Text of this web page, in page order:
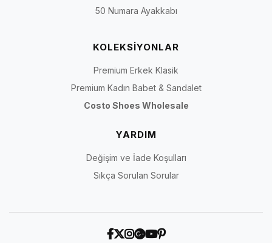
50 Numara Ayakkabı
KOLEKSİYONLAR
Premium Erkek Klasik
Premium Kadın Babet & Sandalet
Costo Shoes Wholesale
YARDIM
Değişim ve İade Koşulları
Sıkça Sorulan Sorular